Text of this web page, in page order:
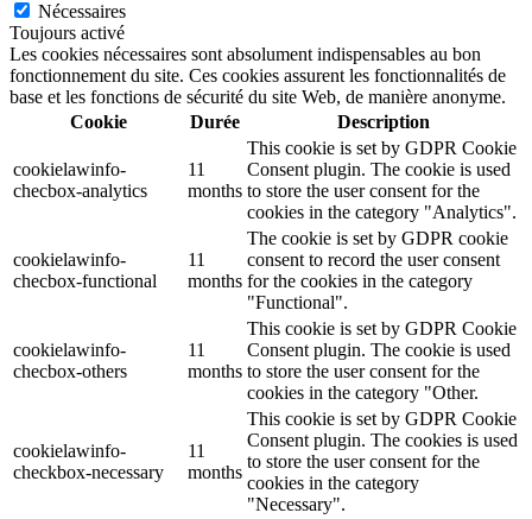
Nécessaires
Toujours activé
Les cookies nécessaires sont absolument indispensables au bon
fonctionnement du site. Ces cookies assurent les fonctionnalités de
base et les fonctions de sécurité du site Web, de manière anonyme.
Cookie
Durée Description
cookielawinfo-
checbox-analytics
11
months
This cookie is set by GDPR Cookie
Consent plugin. The cookie is used
to store the user consent for the
cookies in the category "Analytics".
cookielawinfo-
checbox-functional
11
months
The cookie is set by GDPR cookie
consent to record the user consent
for the cookies in the category
"Functional".
cookielawinfo-
checbox-others
11
months
This cookie is set by GDPR Cookie
Consent plugin. The cookie is used
to store the user consent for the
cookies in the category "Other.
cookielawinfo-
checkbox-necessary
11
months
This cookie is set by GDPR Cookie
Consent plugin. The cookies is used
to store the user consent for the
cookies in the category
"Necessary".